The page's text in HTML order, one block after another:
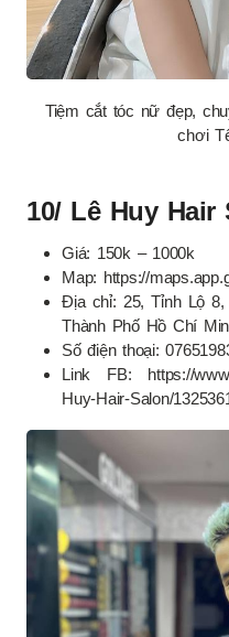
Tiệm cắt tóc nữ đẹp,
chơi
10/ Lê Huy Hair
Giá: 150k – 1000k
Map: https://
Địa chỉ: 25, Tỉnh Lộ
Thành Phố Hồ Chí
Số điện thoại:
Link FB: https://
Huy-Hair-Salon/